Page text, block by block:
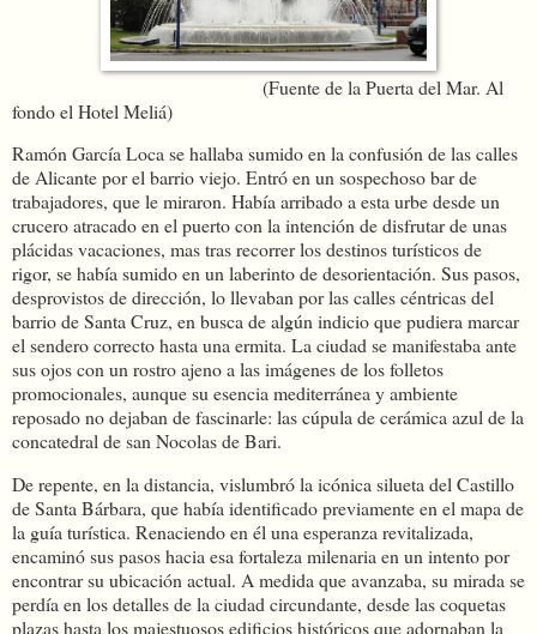
(Fuente de la Puerta del Mar. Al
fondo el Hotel Meliá)
Ramón García Loca se hallaba sumido en la confusión de las calles
de Alicante por el barrio viejo. Entró en un sospechoso bar de
trabajadores, que le miraron. Había arribado a esta urbe desde un
crucero atracado en el puerto con la intención de disfrutar de unas
plácidas vacaciones, mas tras recorrer los destinos turísticos de
rigor, se había sumido en un laberinto de desorientación. Sus pasos,
desprovistos de dirección, lo llevaban por las calles céntricas del
barrio de Santa Cruz, en busca de algún indicio que pudiera marcar
el sendero correcto hasta una ermita. La ciudad se manifestaba ante
sus ojos con un rostro ajeno a las imágenes de los folletos
promocionales, aunque su esencia mediterránea y ambiente
reposado no dejaban de fascinarle: las cúpula de cerámica azul de la
concatedral de san Nocolas de Bari.
De repente, en la distancia, vislumbró la icónica silueta del Castillo
de Santa Bárbara, que había identificado previamente en el mapa de
la guía turística. Renaciendo en él una esperanza revitalizada,
encaminó sus pasos hacia esa fortaleza milenaria en un intento por
encontrar su ubicación actual. A medida que avanzaba, su mirada se
perdía en los detalles de la ciudad circundante, desde las coquetas
plazas hasta los majestuosos edificios históricos que adornaban la